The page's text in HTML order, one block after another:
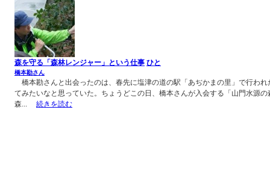
森を守る「森林レンジャー」という仕事 ひと
橋本勘さん
橋本勘さんと出会ったのは、春先に塩津の道の駅「あぢかまの里」で行わ
てみたいなと思っていた。ちょうどこの日、橋本さんが入会する「山門水源
森... 続きを読む